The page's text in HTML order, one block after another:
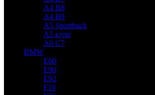
A4 B8
A4 B9
A5 Sportback
A5 купе
A6 C7
BMW
E60
E90
E92
F10